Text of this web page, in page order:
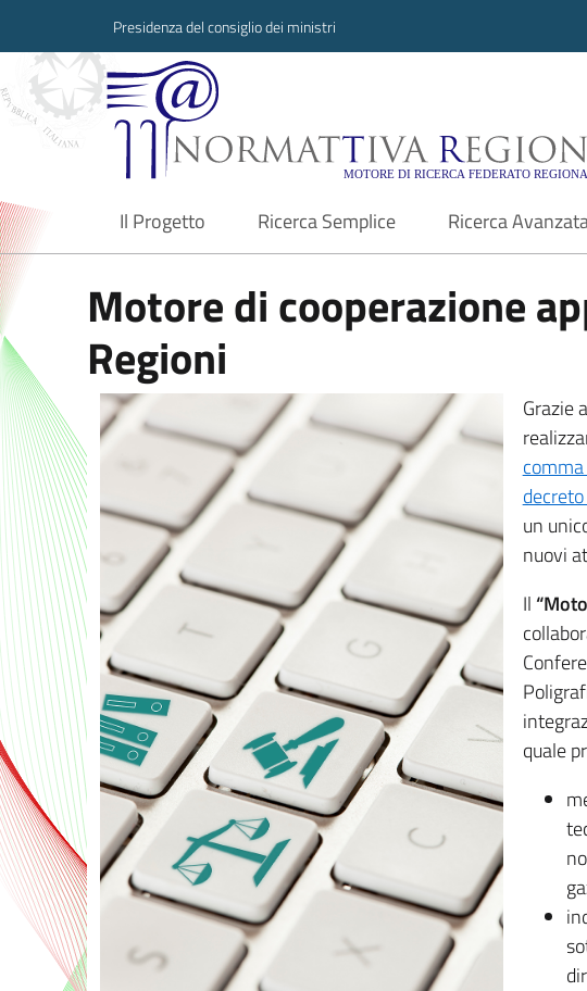
Presidenza del consiglio dei ministri
Normattiva Regioni -
Il Progetto
current Ricerca Semplice Ricerca
Motore di cooperazione
Regioni
Grazie
un
nuovi
Il
quale